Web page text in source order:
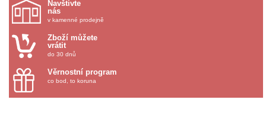
Navštivte
nás
v kamenné prodejně
Zboží můžete
vrátit
do 30 dnů
Věrnostní program
co bod, to koruna